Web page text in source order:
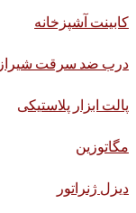
کابینت آشپزخانه
درب ضد سرقت شیراز
پالت ابزار پلاستیکی
مگاتوزین
دیزل ژنراتور